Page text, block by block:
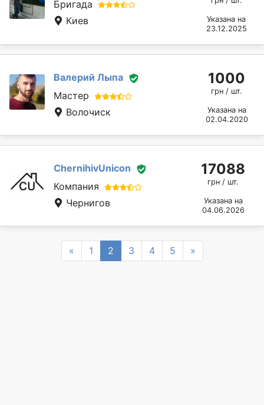
Бригада
Киев
Указана на
23.12.2025
Валерий Лыпа
Мастер
Волочиск
1000
грн / шт.
Указана на
02.04.2020
ChernihivUnicon
Компания
Чернигов
17088
грн / шт.
Указана на
04.06.2026
«Previous
1 2 3 4 5 »Next